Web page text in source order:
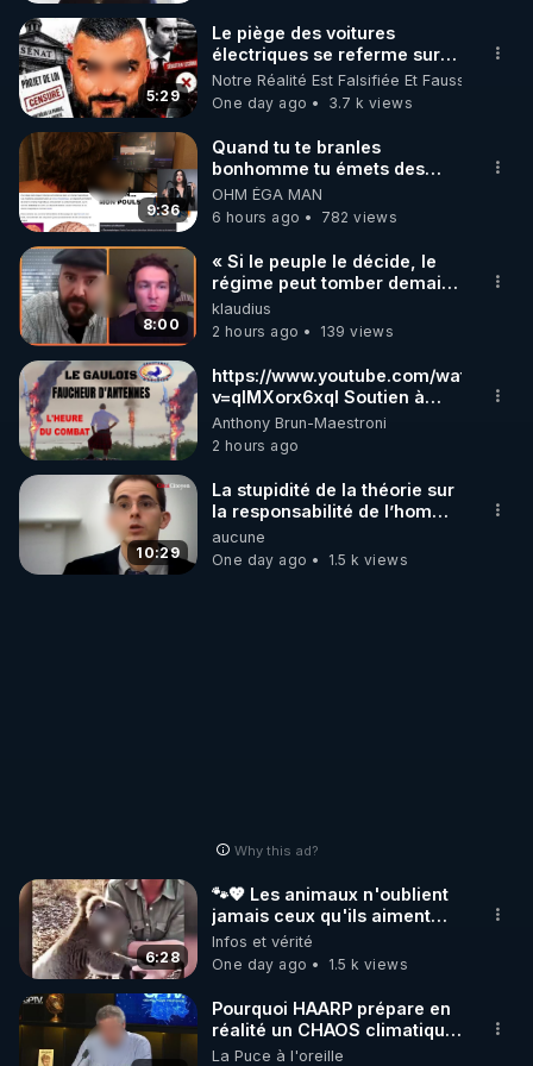
https://odysee.com/@Bestofcomputer:1
https://twitter.com/bestofcomputer
https://www.facebook.com/bestofcomputer
https://rumble.com/bestofcomputer
https://t.me/bestofcomputerlive
https://www.twitch.tv/bestofcomputer
APPEL AUX DONS POUR SOUTENIR MON
TRAVAIL D'INTERET PUBLIC AVEC MES LIVE
(SAMEDI 21H / CROWDBUNKER & ODYSEE &
https://tinyurl.com/cagnottefred
Vidéos de tous les Lives et articles d'utilité publique
de Frédéric Laroche (Bestofcomputer) en 2023-
https://tinyurl.com/grandreveil2024
5:29
Le piège des voitures
électriques se referme sur
les usagers !
Notre Réalité Est Falsifiée Et Fausse
One day ago
3.7 k views
9:36
Quand tu te branles
bonhomme tu émets des
ondes ils ont juste omis de
t'expliquer
OHM ÉGA MAN
6 hours ago
782 views
8:00
« Si le peuple le décide, le
régime peut tomber demain !
»
klaudius
2 hours ago
139 views
https://www.youtube.com/watch?
v=qlMXorx6xqI Soutien à
tous les gardiens du Vivant
Anthony Brun-Maestroni
2 hours ago
10:29
La stupidité de la théorie sur
la responsabilité de l’homme
concernant le dioxyde de
carbone.
aucune
One day ago
1.5 k views
Why this ad?
6:28
🐾💖 Les animaux n'oublient
jamais ceux qu'ils aiment…
🥹❤️
Infos et vérité
One day ago
1.5 k views
Pourquoi HAARP prépare en
réalité un CHAOS climatique,
on répond
La Puce à l'oreille